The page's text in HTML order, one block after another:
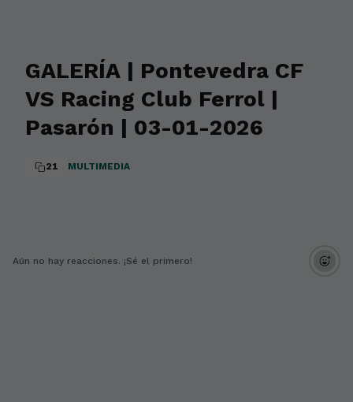
GALERÍA | Pontevedra CF
VS Racing Club Ferrol |
Pasarón | 03-01-2026
21 MULTIMEDIA
Aún no hay reacciones. ¡Sé el primero!